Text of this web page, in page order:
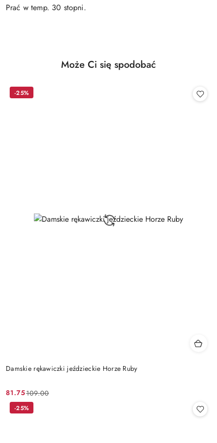
Prać w temp. 30 stopni.
Pomiń karuzelę produktów
Produkty
Może Ci się spodobać
Damskie rękawiczki jeździeckie Horze Ruby
Cena
promocyjna:
81.75
Cena
przed
109.00
-25%
-25%